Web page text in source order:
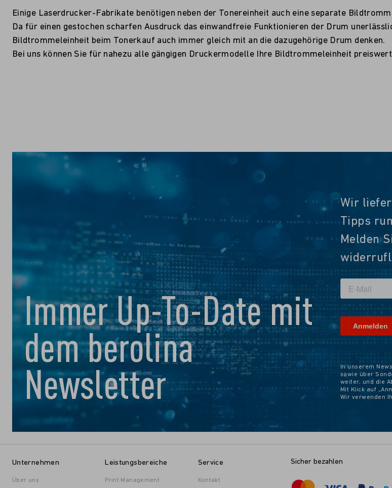
Einige Laserdrucker-Fabrikate benötigen neben der Tonereinheit auch eine separate
Da für einen gestochen scharfen Ausdruck das einwandfreie Funktionieren der Drum
Bildtrommeleinheit beim Tonerkauf auch immer gleich mit an die dazugehörige Drum denken.
Bei uns können Sie für nahezu alle gängigen Druckermodelle Ihre Bildtrommeleinheit
Immer Up-To-Date mit
dem berolina
Newsletter
Wir
Tipps
Melden
In unserem
sowie über
weiter, und die
Mit Klick auf
Wir verwenden
Unternehmen
Über uns
Leistungsbereiche
Print Management
Service
Kontakt
Sicher bezahlen